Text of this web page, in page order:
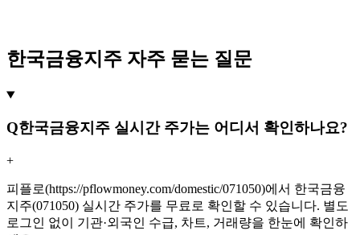
한국금융지주 자주 묻는 질문
Q한국금융지주 실시간 주가는 어디서 확인하나요?
+
피플로(https://pflowmoney.com/domestic/071050)에서 한국금융
지주(071050) 실시간 주가를 무료로 확인할 수 있습니다. 별도
로그인 없이 기관·외국인 수급, 차트, 거래량을 한눈에 확인하